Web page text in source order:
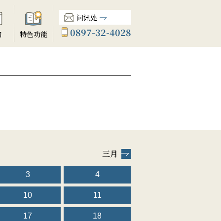
特色功能
问讯处
0897-32-4028
三月
3 4
10 11
17 18